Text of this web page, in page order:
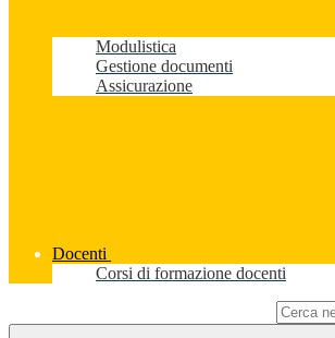
Modulistica
Gestione documenti
Assicurazione
Docenti
Corsi di formazione docenti